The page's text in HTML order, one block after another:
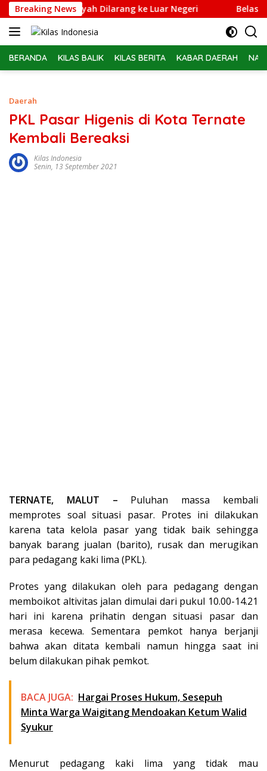
Langsung
ke
konten
Breaking News
Febrie Adriansyah Dilarang ke Luar Negeri Belasan
BERANDA KILAS BALIK KILAS BERITA KABAR DAERAH
Daerah
PKL Pasar Higenis di Kota Ternate
Kembali Bereaksi
Kilas Indonesia
Senin, 13 September 2021
TERNATE, MALUT – Puluhan massa kembali
memprotes soal situasi pasar. Protes ini dilakukan
karena tata kelola pasar yang tidak baik sehingga
banyak barang jualan (barito), rusak dan merugikan
para pedagang kaki lima (PKL).
Protes yang dilakukan oleh para pedagang dengan
memboikot altivitas jalan dimulai dari pukul 10.00-14.21
hari ini karena prihatin dengan situasi pasar dan
merasa kecewa. Sementara pemkot hanya berjanji
bahwa akan ditata kembali namun hingga saat ini
belum dilakukan pihak pemkot.
BACA JUGA: Hargai Proses Hukum, Sesepuh
Minta Warga Waigitang Mendoakan Ketum Walid
Syukur
Menurut pedagang kaki lima yang tidak mau